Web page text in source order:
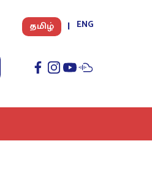
தமிழ் ENG